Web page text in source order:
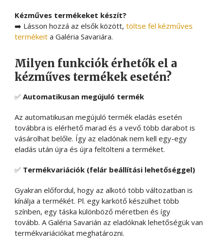
Kézműves termékeket készít?
➡️ Lásson hozzá az elsők között, töltse fel kézműves
termékeit a Galéria Savariára.
Milyen funkciók érhetők el a
kézműves termékek esetén?
✅ Automatikusan megújuló termék
Az automatikusan megújuló termék eladás esetén
továbbra is elérhető marad és a vevő több darabot is
vásárolhat belőle. Így az eladónak nem kell egy-egy
eladás után újra és újra feltölteni a terméket.
✅ Termékvariációk (felár beállítási lehetőséggel)
Gyakran előfordul, hogy az alkotó több változatban is
kínálja a termékét. Pl. egy karkötő készülhet több
színben, egy táska különböző méretben és így
tovább. A Galéria Savarián az eladóknak lehetőségük van
termékvariációkat meghatározni.